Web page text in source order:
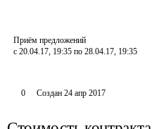
Приём предложений
с 20.04.17, 19:35 по 28.04.17, 19:35
0 Создан 24 апр 2017